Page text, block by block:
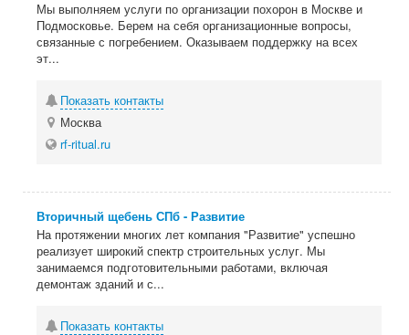
Мы выполняем услуги по организации похорон в Москве и
Подмосковье. Берем на себя организационные вопросы,
связанные с погребением. Оказываем поддержку на всех
эт...
Показать контакты
Москва
rf-ritual.ru
Вторичный щебень СПб - Развитие
На протяжении многих лет компания "Развитие" успешно
реализует широкий спектр строительных услуг. Мы
занимаемся подготовительными работами, включая
демонтаж зданий и с...
Показать контакты